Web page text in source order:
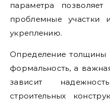
параметра
проблемные
укреплению.
Определение толщины
формальность, а
зависит
строительных